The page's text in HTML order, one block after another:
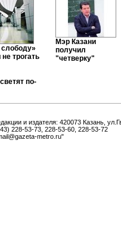
трогать
Мэр Казани
получил
"четверку"
по-
и издателя: 420073 Казань,
228-53-73, 228-53-60, 228-53-72
metro.ru"